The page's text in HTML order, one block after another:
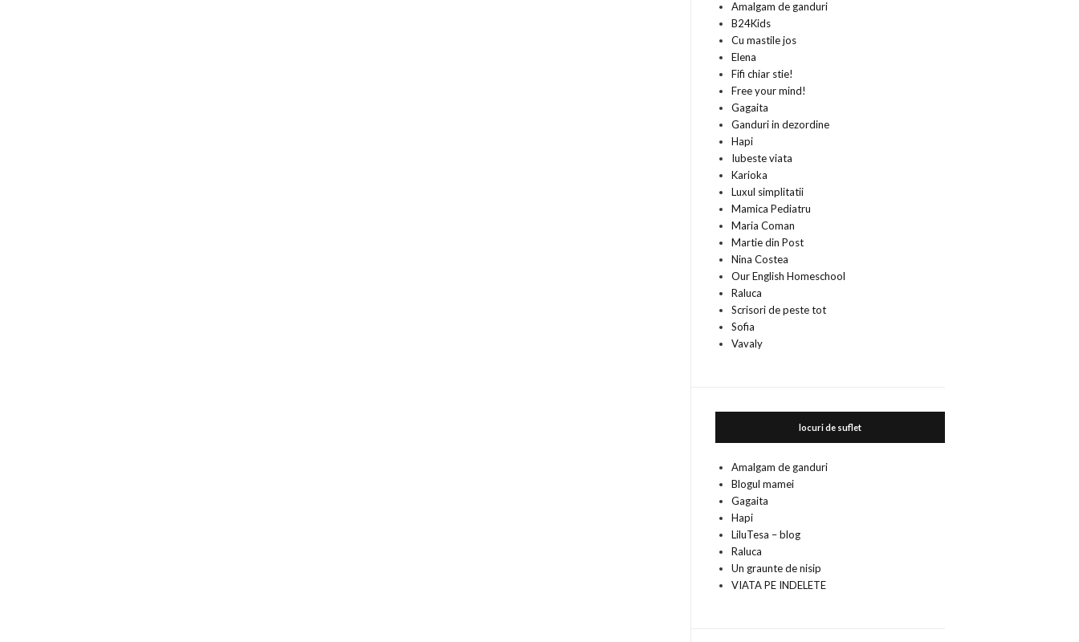
Amalgam de ganduri
B24Kids
Cu mastile jos
Elena
Fifi chiar stie!
Free your mind!
Gagaita
Ganduri in dezordine
Hapi
Iubeste viata
Karioka
Luxul simplitatii
Mamica Pediatru
Maria Coman
Martie din Post
Nina Costea
Our English Homeschool
Raluca
Scrisori de peste tot
Sofia
Vavaly
locuri de suflet
Amalgam de ganduri
Blogul mamei
Gagaita
Hapi
LiluTesa – blog
Raluca
Un graunte de nisip
VIATA PE INDELETE